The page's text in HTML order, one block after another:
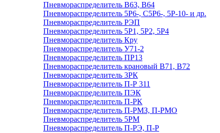
Пневмораспределитель В63, В64
Пневмораспределитель 5Р6-, С5Р6-, 5Р-10- и др.
Пневмораспределитель РЭП
Пневмораспределитель 5Р1, 5Р2, 5Р4
Пневмораспределитель Кру
Пневмораспределитель У71-2
Пневмораспределитель ПР13
Пневмораспределитель крановый В71, В72
Пневмораспределитель 3РК
Пневмораспределитель П-Р 311
Пневмораспределитель ПЭК
Пневмораспределитель П-РК
Пневмораспределитель П-РМЗ, П-РМО
Пневмораспределитель 5РМ
Пневмораспределитель П-РЭ, П-Р